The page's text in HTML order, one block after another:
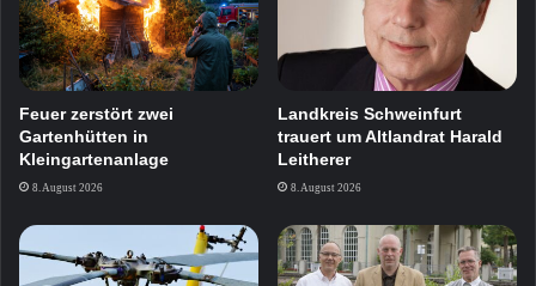
Feuer zerstört zwei
Gartenhütten in
Kleingartenanlage
8. August 2026
Landkreis Schweinfurt
trauert um Altlandrat Harald
Leitherer
8. August 2026